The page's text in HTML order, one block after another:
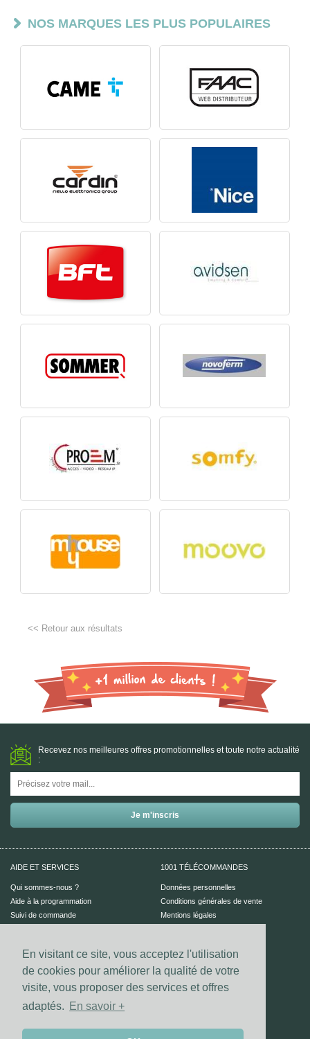
En visitant ce site, vous acceptez l'utilisation
de cookies pour améliorer la qualité de votre
visite, vous proposer des services et offres
adaptés.
En savoir +
NOS MARQUES LES PLUS POPULAIRES
<< Retour aux résultats
Recevez nos meilleures offres promotionnelles et toute notre actualité
:
AIDE ET SERVICES
Qui sommes-nous ?
Aide à la programmation
Suivi de commande
1001 TÉLÉCOMMANDES
Données personnelles
Conditions générales de vente
Mentions légales
Vos coordonnées bancaires sont
Les paiements Visa et Mastercard sont
UN CONSEIL ?
Nous contacter